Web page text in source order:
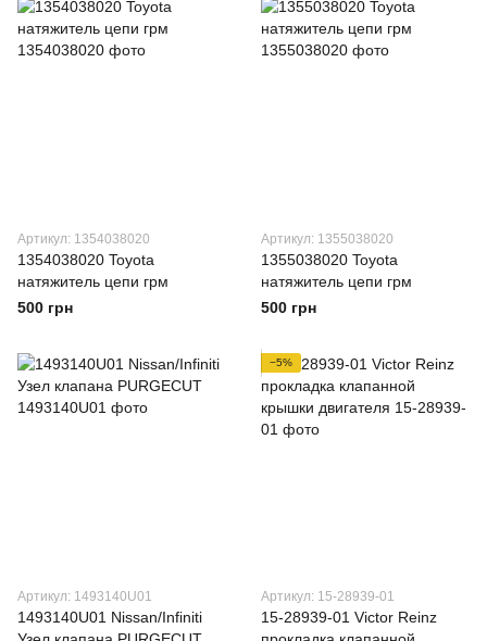
Артикул: 1354038020
1354038020 Toyota
натяжитель цепи грм
500 грн
Артикул: 1355038020
1355038020 Toyota
натяжитель цепи грм
500 грн
Артикул: 1493140U01
1493140U01 Nissan/Infiniti
−5%
Артикул: 15-28939-01
15-28939-01 Victor Reinz